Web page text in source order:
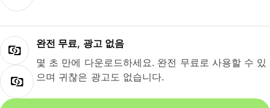
완전 무료, 광고 없음
몇 초 만에 다운로드하세요. 완전 무료로 사용할 수 있
으며 귀찮은 광고도 없습니다.